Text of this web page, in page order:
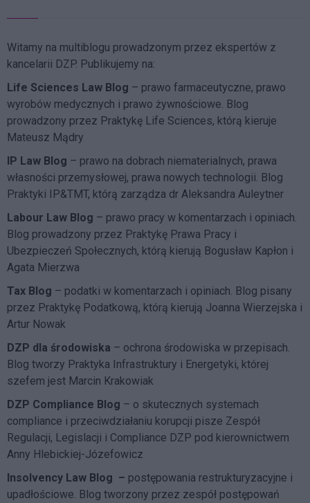
Witamy na multiblogu prowadzonym przez ekspertów z
kancelarii DZP. Publikujemy na:
Life Sciences Law Blog – prawo farmaceutyczne, prawo
wyrobów medycznych i prawo żywnościowe. Blog
prowadzony przez Praktykę Life Sciences, którą kieruje
Mateusz Mądry
IP Law Blog – prawo na dobrach niematerialnych, prawa
własności przemysłowej, prawa nowych technologii. Blog
Praktyki IP&TMT, którą zarządza dr Aleksandra Auleytner
Labour Law Blog – prawo pracy w komentarzach i opiniach.
Blog prowadzony przez Praktykę Prawa Pracy i
Ubezpieczeń Społecznych, którą kierują Bogusław Kapłon i
Agata Mierzwa
Tax Blog – podatki w komentarzach i opiniach. Blog pisany
przez Praktykę Podatkową, którą kierują Joanna Wierzejska i
Artur Nowak
DZP dla środowiska – ochrona środowiska w przepisach.
Blog tworzy Praktyka Infrastruktury i Energetyki, której
szefem jest Marcin Krakowiak
DZP Compliance Blog – o skutecznych systemach
compliance i przeciwdziałaniu korupcji pisze Zespół
Regulacji, Legislacji i Compliance DZP pod kierownictwem
Anny Hlebickiej-Józefowicz
Insolvency Law Blog – postępowania restrukturyzacyjne i
upadłościowe. Blog tworzony przez zespół postępowań